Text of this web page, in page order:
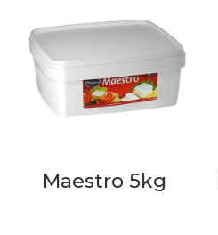
Maestro 5kg